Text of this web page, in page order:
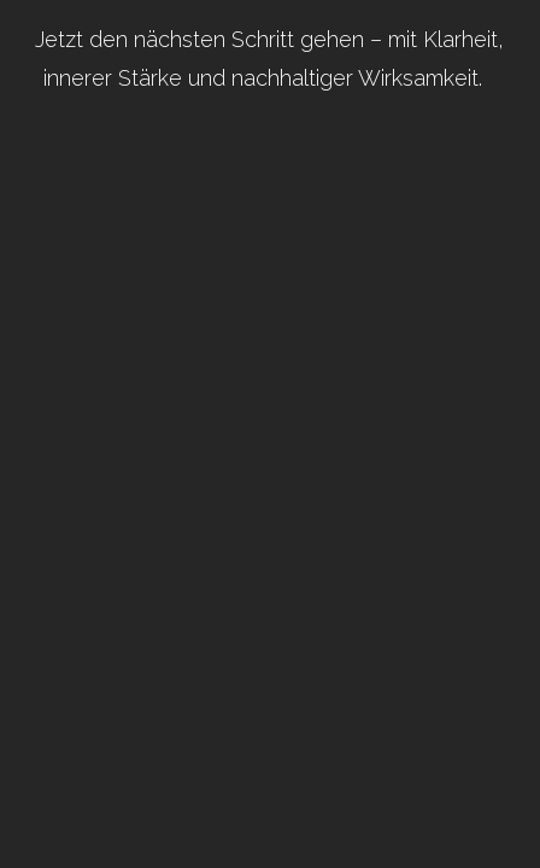
Jetzt den nächsten Schritt gehen – mit Klarheit,
innerer Stärke und nachhaltiger Wirksamkeit.